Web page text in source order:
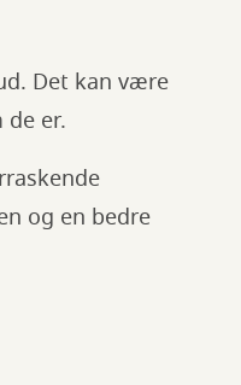
Det kan være
er.
og en bedre